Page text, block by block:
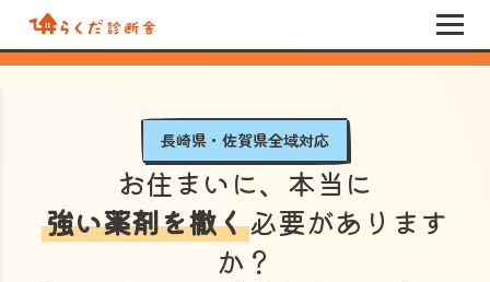
長崎県・佐賀県全域対応
お住まいに、本当に
強い薬剤を撒く必要があります
か？